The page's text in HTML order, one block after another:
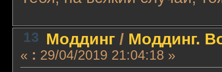
13 Моддинг/ Моддинг.
« : 29/04/2019 21:04:18 »